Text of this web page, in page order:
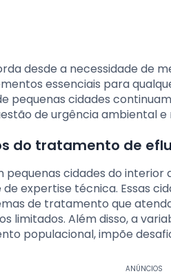
desde a necessidade de
essenciais para
pequenas cidades
de urgência ambiental e
do tratamento de
cidades do
expertise técnica. Essas
de tratamento que
limitados. Além disso, a
populacional, impõe
ANÚNCIOS